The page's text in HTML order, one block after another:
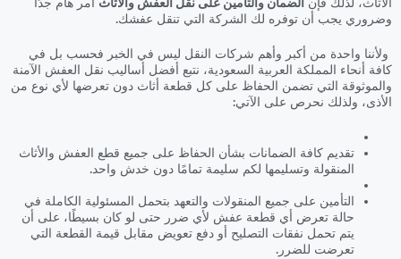
الأثاث، لذلك فإن الضمان والتأمين على نقل العفش والأثاث أمر هام جدًا
وضروري يجب أن توفره لك الشركة التي تنقل عفشك.
ولأننا واحدة من أكبر وأهم شركات النقل ليس في الخبر فحسب بل في
كافة أنحاء المملكة العربية السعودية، نتبع أفضل أساليب نقل العفش الآمنة
والموثوقة التي تضمن الحفاظ على كل قطعة أثاث دون تعرضها لأي نوع من
الأذى، ولذلك نحرص على الآتي:
تقديم كافة الضمانات بشأن الحفاظ على جميع قطع العفش والأثاث
المنقولة وتسليمها لكم سليمة تمامًا دون خدش واحد.
التأمين على جميع المنقولات والتعهد بتحمل المسئولية الكاملة في
حالة تعرض أي قطعة عفش لأي ضرر حتى لو كان بسيطًا، على أن
يتم تحمل نفقات التصليح أو دفع تعويض مقابل قيمة القطعة التي
تعرضت للضرر.